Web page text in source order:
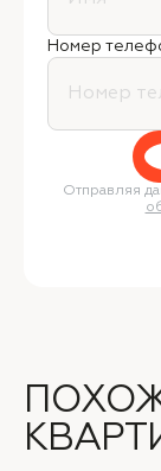
Номер
Отправляя